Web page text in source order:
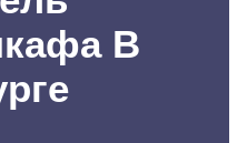
В